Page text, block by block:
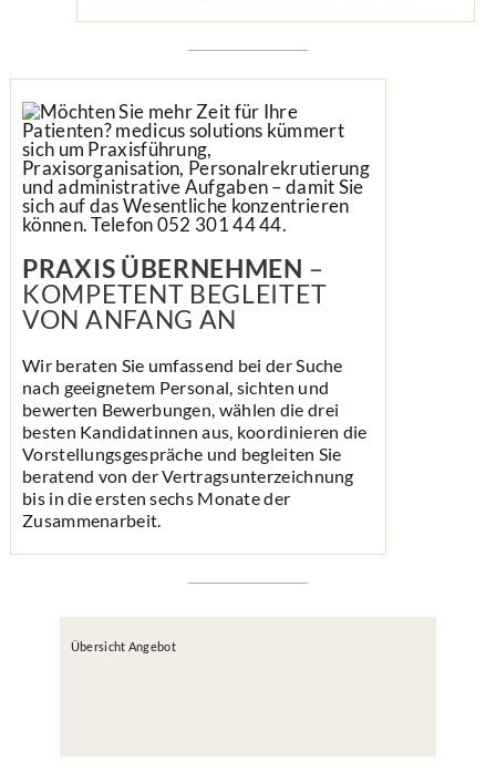
PRAXIS ÜBERNEHMEN –
KOMPETENT BEGLEITET
VON ANFANG AN
Wir beraten Sie umfassend bei der Suche
nach geeignetem Personal, sichten und
bewerten Be­werbungen, wählen die drei
besten Kandidatinnen aus, koordinieren die
Vor­stellungs­gespräche und begleiten Sie
beratend von der Vertrags­unter­zeichnung
bis in die ersten sechs Monate der
Zusammen­arbeit.
Übersicht Angebot